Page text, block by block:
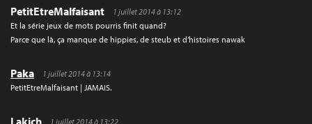
PetitEtreMalfaisant
1 juillet 2014 à 13:12
Et la série jeux de mots pourris finit quand?
Parce que là, ça manque de hippies, de steub et d’histoires nawak
Paka
1 juillet 2014 à 13:14
PetitEtreMalfaisant | JAMAIS.
Lakich
1 juillet 2014 à 13:22